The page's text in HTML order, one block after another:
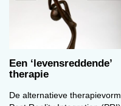
Een ‘levens­reddende’
therapie
De alternatieve therapievorm